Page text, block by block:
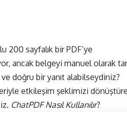
200 sayfalık bir PDF’ye
ancak belgeyi manuel olarak
doğru bir yanıt alabilseydiniz?
etkileşim şeklimizi
ChatPDF Nasıl Kullanılır?